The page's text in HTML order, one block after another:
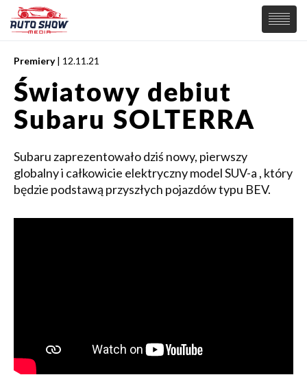
PREMIERY
SAMOCHODY
Wiadomości
Samochody Koncepcyjne
Tuning
Elektryczne
MOTORSPORT
Premiery | 12.11.21
Światowy debiut
Subaru SOLTERRA
Subaru zaprezentowało dziś nowy, pierwszy
globalny i całkowicie elektryczny model SUV-a , który
będzie podstawą przyszłych pojazdów typu BEV.